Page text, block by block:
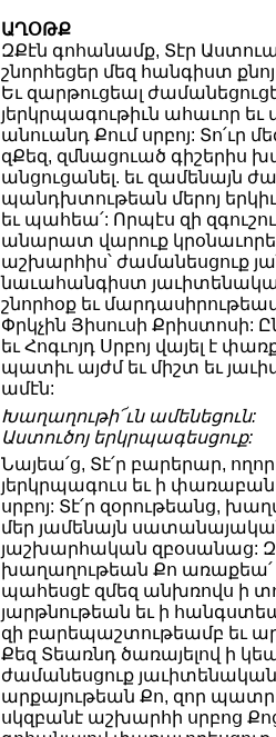
ԱՂՕԹՔ
ԶՔէն գոհանամք, Տէր
շնորհեցեր մեզ հանգիստ
Եւ զարթուցեալ
յերկրպագութիւն ահաւոր
անուանդ Քում սրբոյ: Տո՛ւր
զՔեզ, զմնացուած գիշերիս
անցուցանել. եւ զամենայն
պանդխտութեան մերոյ
եւ պահեա՛: Որպէս զի
անարատ վարուք
աշխարհիս՝ ժամանեսցուք
նաւահանգիստ
շնորհօք եւ
Փրկչին Յիսուսի Քրիստոսի:
եւ Հոգւոյդ Սրբոյ վայել է
պատիւ այժմ եւ միշտ եւ
ամէն:
Խաղաղութի՜ւն ամենեցուն:
Աստուծոյ երկրպագեսցուք:
Նայեա՛ց, Տէ՛ր բարերար,
յերկրպագուս եւ ի
սրբոյ: Տէ՛ր զօրութեանց,
մեր յամենայն
յաշխարհական զբօսանաց:
խաղաղութեան Քո առաքեա՛
պահեսցէ զմեզ անխռովս ի
յարթնութեան եւ ի
զի բարեպաշտութեամբ եւ
Քեզ Տեառնդ ծառայելով ի
ժամանեսցուք յաւիտենական
արքայութեան Քո, զոր
սկզբանէ աշխարհի սրբոց